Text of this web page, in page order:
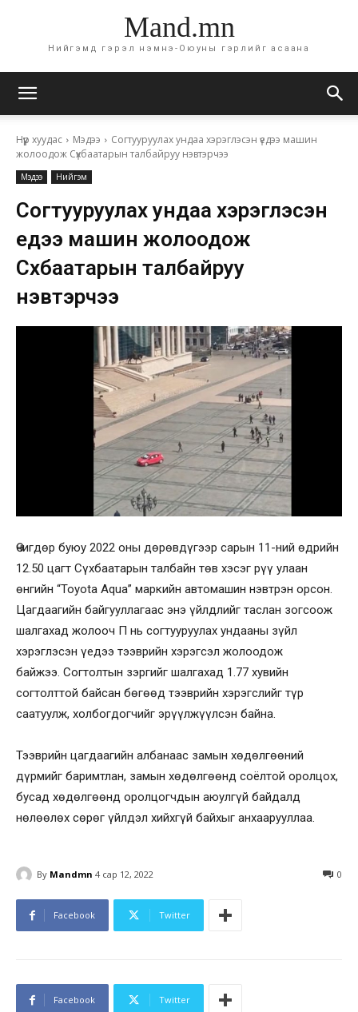
Mand.mn
Нийгэмд гэрэл нэмнэ-Оюуны гэрлийг асаана
Нүүр хуудас Мэдээ
Согтууруулах ундаа хэрэглэсэн үедээ машин
жолоодож Сүхбаатарын талбайруу нэвтэрчээ
Мэдээ Нийгэм
Согтууруулах ундаа хэрэглэсэн
үедээ машин жолоодож
Сүхбаатарын талбайруу
нэвтэрчээ
Өчигдөр буюу 2022 оны дөрөвдүгээр сарын 11-ний өдрийн
12.50 цагт Сүхбаатарын талбайн төв хэсэг рүү улаан
өнгийн “Toyota Aqua” маркийн автомашин нэвтрэн орсон.
Цагдаагийн байгууллагаас энэ үйлдлийг таслан зогсоож
шалгахад жолооч П нь согтууруулах ундааны зүйл
хэрэглэсэн үедээ тээврийн хэрэгсэл жолоодож
байжээ. Согтолтын зэргийг шалгахад 1.77 хувийн
согтолттой байсан бөгөөд тээврийн хэрэгслийг түр
саатуулж, холбогдогчийг эрүүлжүүлсэн байна.
Тээврийн цагдаагийн албанаас замын хөдөлгөөний
дүрмийг баримтлан, замын хөдөлгөөнд соёлтой оролцох,
бусад хөдөлгөөнд оролцогчдын аюулгүй байдалд
нөлөөлөх сөрөг үйлдэл хийхгүй байхыг анхаарууллаа.
By Mandmn 4 сар 12, 2022 0
Facebook Twitter
Facebook Twitter